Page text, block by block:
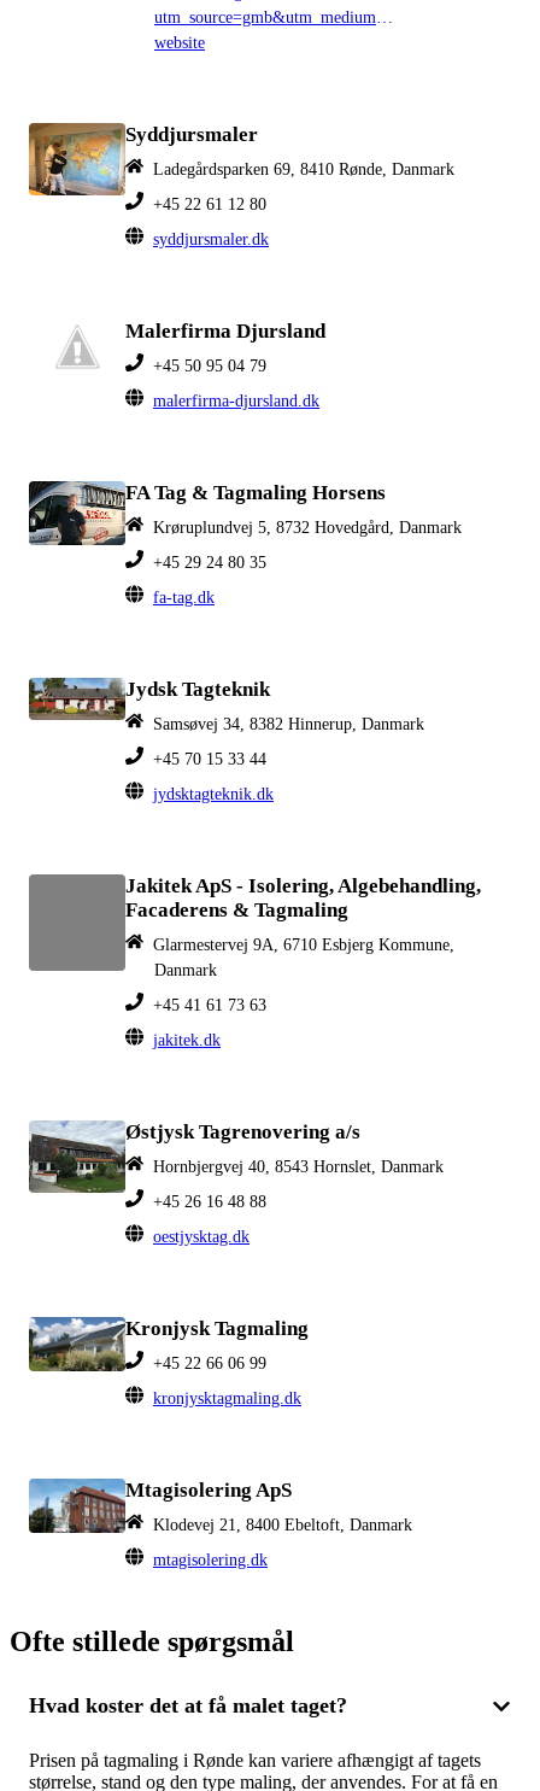
website
Syddjursmaler
Ladegårdsparken 69, 8410 Rønde, Danmark
+45 22 61 12 80
syddjursmaler.dk
Malerfirma Djursland
+45 50 95 04 79
malerfirma-djursland.dk
FA Tag & Tagmaling Horsens
Krøruplundvej 5, 8732 Hovedgård, Danmark
+45 29 24 80 35
fa-tag.dk
Jydsk Tagteknik
Samsøvej 34, 8382 Hinnerup, Danmark
+45 70 15 33 44
jydsktagteknik.dk
Jakitek ApS - Isolering, Algebehandling,
Facaderens & Tagmaling
Glarmestervej 9A, 6710 Esbjerg Kommune,
Danmark
+45 41 61 73 63
jakitek.dk
Østjysk Tagrenovering a/s
Hornbjergvej 40, 8543 Hornslet, Danmark
+45 26 16 48 88
oestjysktag.dk
Kronjysk Tagmaling
+45 22 66 06 99
kronjysktagmaling.dk
Mtagisolering ApS
Klodevej 21, 8400 Ebeltoft, Danmark
mtagisolering.dk
Ofte stillede spørgsmål
Hvad koster det at få malet taget?
Prisen på tagmaling i Rønde kan variere afhængigt af tagets
størrelse, stand og den type maling, der anvendes. For at få en